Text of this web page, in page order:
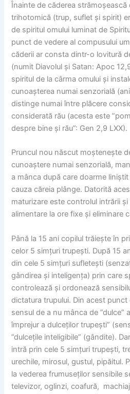
Înainte de căderea strămoșească
trihotomică (trup, suflet și spirit)
de spiritul omului luminat de
punct de vedere al compusului
căderii ar consta dintr-o lovitură
(numit Diavolul și Satan: Apoc
spiritul de la cârma omului și
cunoașterea numai senzorială
distinge numai între plăcere
considerată rău (acesta este
despre bine și rău”: Gen 2,9 LXX).
Pruncul nou născut moștenește
cunoaștere numai senzorială,
a mânca după care doarme
cauza căreia plânge. Datorită
maturizare este controlul intrării
alimentare la ore fixe și eliminare
Până la 15 ani copilul trăiește în
celor 5 simțuri trupești. După 15
din cele 5 simțuri sufletești
gândirea și inteligența) prin care
controlează și ordonează
dictatura trupului. Din acest
sensul de a nu mânca de ”dulce”
împrejur a dulceților trupești”
”dulcețile inteligibile” (gândite).
intră prin cele 5 simțuri trupești,
urechile, mirosul, gustul, pipăitul.
la vederea frumuseților sensibile
televizor, oglinzi, coafură,